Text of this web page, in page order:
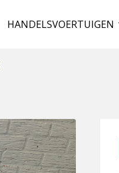
HANDELSVOERTUIGEN